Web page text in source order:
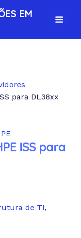
EM
para DL38xx
ISS para
de TI,